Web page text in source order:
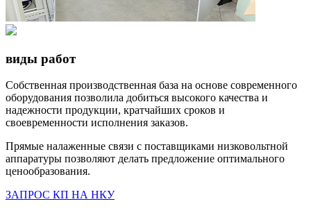
виды работ
Собственная производственная база на основе современного
оборудования позволила добиться высокого качества и
надежности продукции, кратчайших сроков и
своевременности исполнения заказов.
Прямые налаженные связи с поставщиками низковольтной
аппаратуры позволяют делать предложение оптимального
ценообразования.
ЗАПРОС КП НА НКУ